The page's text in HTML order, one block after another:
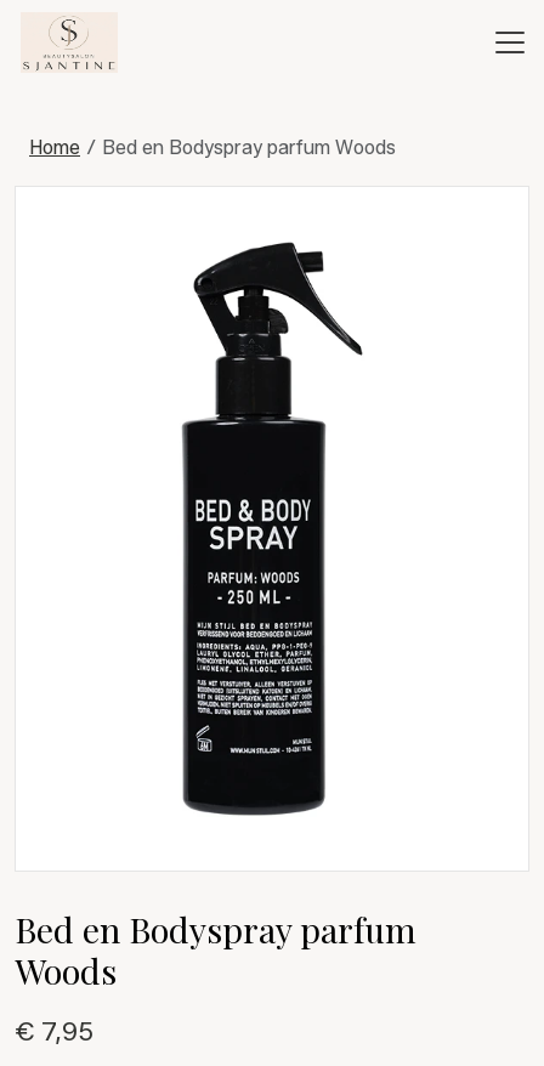
Home Bed en Bodyspray parfum Woods
Bed en Bodyspray parfum
Woods
€ 7,95